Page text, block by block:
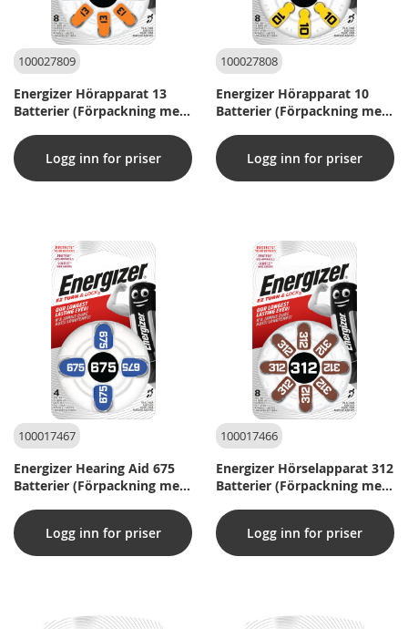
100027809
Energizer Hörapparat 13
Batterier (Förpackning med
Logg inn for priser
100027808
Energizer Hörapparat 10
Batterier (Förpackning med
Logg inn for priser
100017467
Energizer Hearing Aid 675
Batterier (Förpackning med
Logg inn for priser
100017466
Energizer Hörselapparat 312
Batterier (Förpackning med
Logg inn for priser